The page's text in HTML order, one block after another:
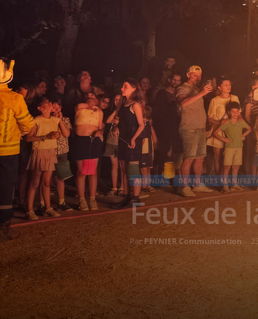
AGENDA DERNIÈRES
Feux de
Par PEYNIER Communication-